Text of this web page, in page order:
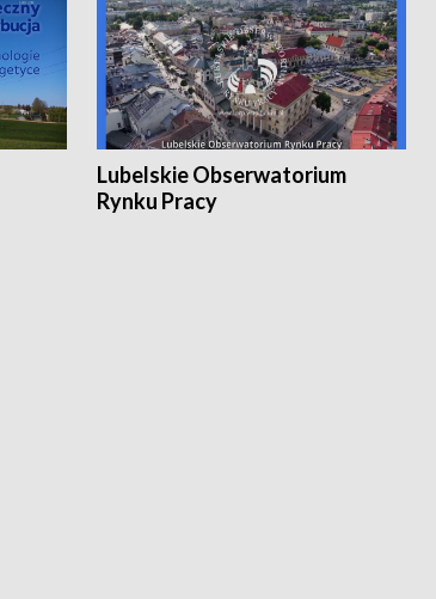
Lubelskie Obserwatorium
Rynku Pracy